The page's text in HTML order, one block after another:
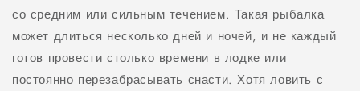
со средним или сильным течением. Такая рыбалка
может длиться несколько дней и ночей, и не каждый
готов провести столько времени в лодке или
постоянно перезабрасывать снасти. Хотя ловить с